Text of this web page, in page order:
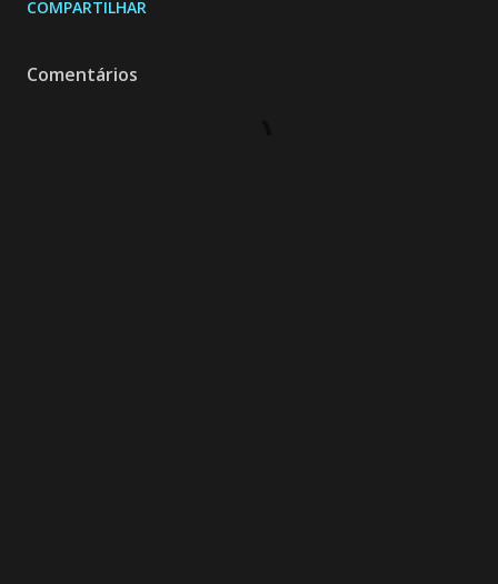
COMPARTILHAR
Comentários